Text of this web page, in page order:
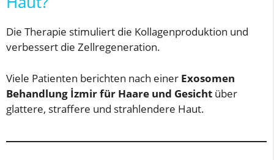
Die Therapie stimuliert die Kollagenproduktion und
verbessert die Zellregeneration.
Viele Patienten berichten nach einer Exosomen
Behandlung İzmir für Haare und Gesicht über
glattere, straffere und strahlendere Haut.